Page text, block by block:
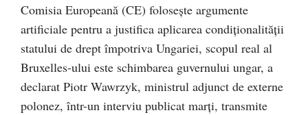
Comisia Europeană (CE) foloseşte argumente
artificiale pentru a justifica aplicarea condiţionalităţii
statului de drept împotriva Ungariei, scopul real al
Bruxelles-ului este schimbarea guvernului ungar, a
declarat Piotr Wawrzyk, ministrul adjunct de externe
polonez, într-un interviu publicat marţi, transmite